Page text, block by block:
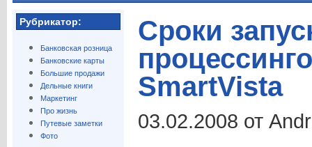
Рубрикатор:
Банковская розница
Банковские карты
Большие продажи
Дельные книги
Маркетинг
Про жизнь
Путевые заметки
Фото
Сроки
SmartVista
03.02.2008 от